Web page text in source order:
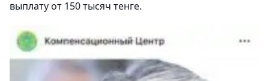
выплату от 150 тысяч тенге.